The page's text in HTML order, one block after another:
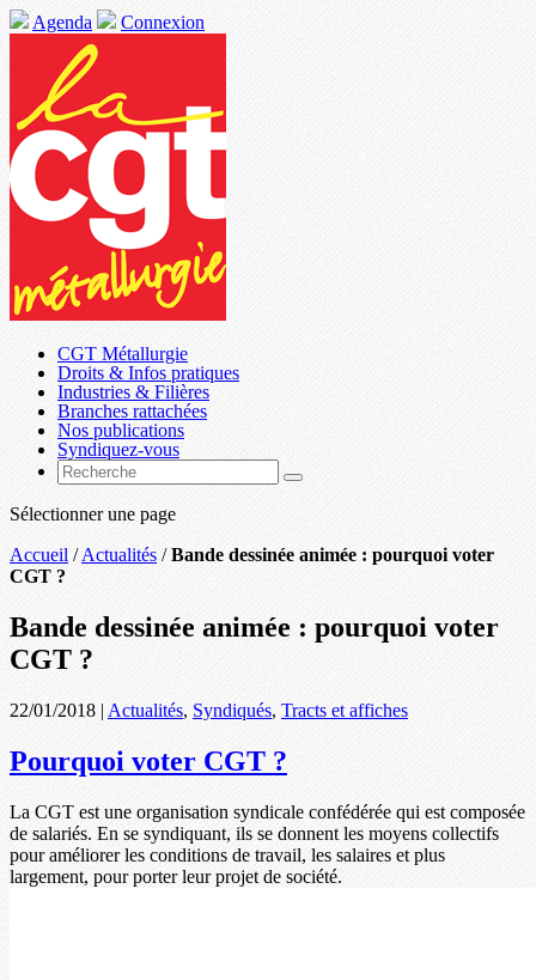
Agenda Connexion
CGT Métallurgie
Droits & Infos pratiques
Industries & Filières
Branches rattachées
Nos publications
Syndiquez-vous
Sélectionner une page
Accueil /Actualités /Bande dessinée animée : pourquoi voter
CGT ?
Bande dessinée animée : pourquoi voter
CGT ?
22/01/2018 | Actualités, Syndiqués, Tracts et affiches
Pourquoi voter CGT ?
La CGT est une organisation syndicale confédérée qui est composée
de salariés. En se syndiquant, ils se donnent les moyens collectifs
pour améliorer les conditions de travail, les salaires et plus
largement, pour porter leur projet de société.